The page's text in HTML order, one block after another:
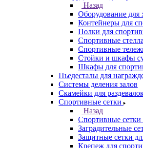
Назад
Оборудование для
Контейнеры для
Полки для
Спортивные
Спортивные
Стойки и шкафы
Шкафы для
Пьедесталы для
Системы деления залов
Скамейки для
Спортивные сетки
Назад
Спортивные сетки
Заградительные
Защитные сетки
Крепеж для